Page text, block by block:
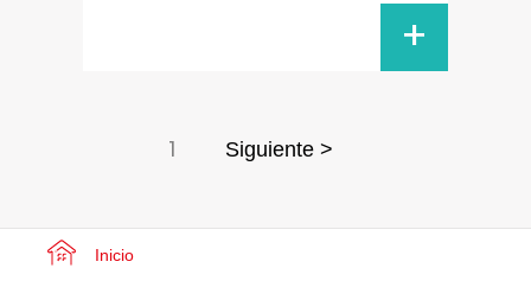
+
1 Siguiente >
Inicio